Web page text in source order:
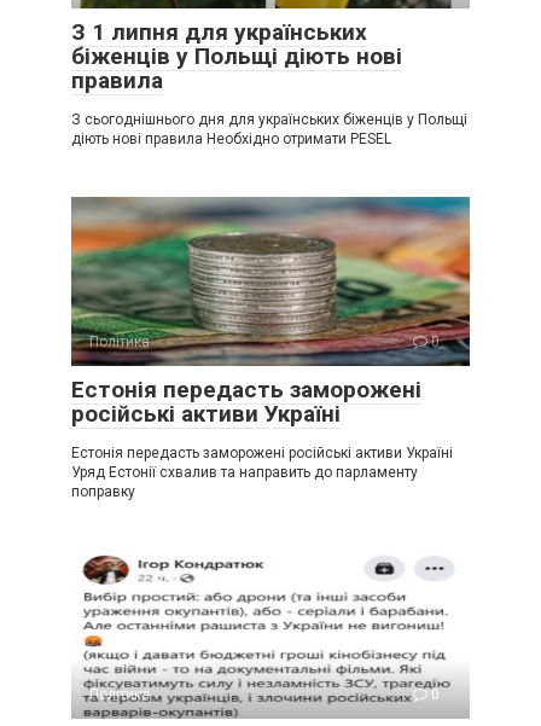
З 1 липня для українських
біженців у Польщі діють нові
правила
З сьогоднішнього дня для українських біженців у Польщі
діють нові правила Необхідно отримати PESEL
Політика 0
Естонія передасть заморожені
російські активи Україні
Естонія передасть заморожені російські активи Україні
Уряд Естонії схвалив та направить до парламенту
поправку
Політика 0